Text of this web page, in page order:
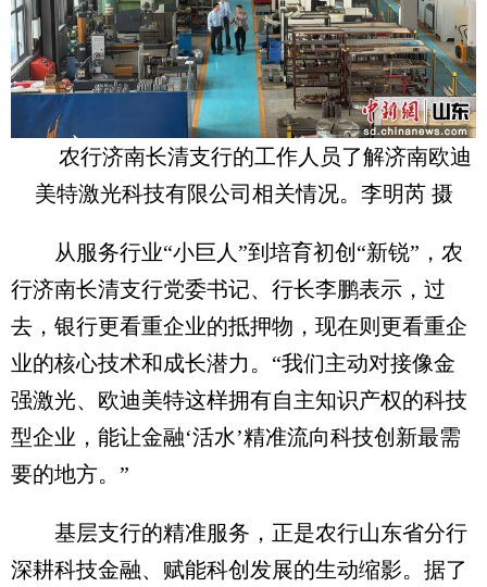
农行济南长清支行的工作人员了解济南欧迪
美特激光科技有限公司相关情况。李明芮 摄
从服务行业“小巨人”到培育初创“新锐”，农
行济南长清支行党委书记、行长李鹏表示，过
去，银行更看重企业的抵押物，现在则更看重企
业的核心技术和成长潜力。“我们主动对接像金
强激光、欧迪美特这样拥有自主知识产权的科技
型企业，能让金融‘活水’精准流向科技创新最需
要的地方。”
基层支行的精准服务，正是农行山东省分行
深耕科技金融、赋能科创发展的生动缩影。据了